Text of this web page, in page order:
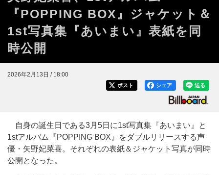
『POPPING BOX』ジャケット＆
1st写真集『あいまい』表紙を同
時公開
2026年2月13日 / 18:00
送る
シェア
ポスト
自身の誕生日である3月5日に1st写真集『あいまい』と
1stアルバム『POPPING BOX』をダブルリリースする声
優・矢野妃菜喜。それぞれの表紙＆ジャケット写真が同時
公開となった。